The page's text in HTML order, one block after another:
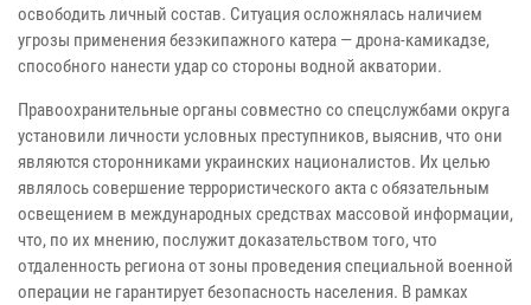
освободить личный состав. Ситуация осложнялась наличием
угрозы применения безэкипажного катера — дрона-камикадзе,
способного нанести удар со стороны водной акватории.
Правоохранительные органы совместно со спецслужбами округа
установили личности условных преступников, выяснив, что они
являются сторонниками украинских националистов. Их целью
являлось совершение террористического акта с обязательным
освещением в международных средствах массовой информации,
что, по их мнению, послужит доказательством того, что
отдаленность региона от зоны проведения специальной военной
операции не гарантирует безопасность населения. В рамках